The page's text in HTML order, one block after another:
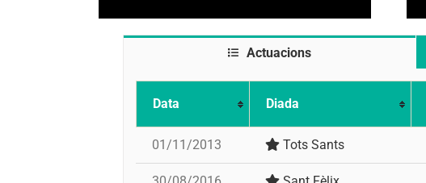
Actuacions
Data Diada
01/11/2013 Tots Sants